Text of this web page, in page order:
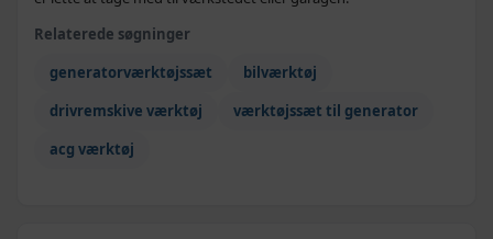
Relaterede søgninger
generatorværktøjssæt
bilværktøj
drivremskive værktøj
værktøjssæt til generator
acg værktøj